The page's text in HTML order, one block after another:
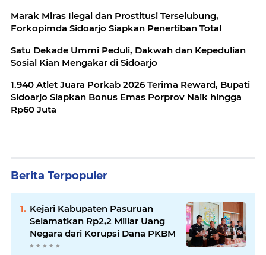
Marak Miras Ilegal dan Prostitusi Terselubung,
Forkopimda Sidoarjo Siapkan Penertiban Total
Satu Dekade Ummi Peduli, Dakwah dan Kepedulian
Sosial Kian Mengakar di Sidoarjo
1.940 Atlet Juara Porkab 2026 Terima Reward, Bupati
Sidoarjo Siapkan Bonus Emas Porprov Naik hingga
Rp60 Juta
Berita Terpopuler
Kejari Kabupaten Pasuruan
Selamatkan Rp2,2 Miliar Uang
Negara dari Korupsi Dana PKBM